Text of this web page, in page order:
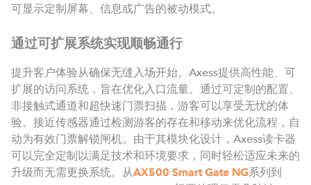
可显示定制屏幕、信息或广告的被动模式。
通过可扩展系统实现顺畅通行
提升客户体验从确保无缝入场开始。Axess提供高性能、可
扩展的访问系统，旨在优化入口流量。通过可定制的配置、
非接触式通道和超快速门票扫描，游客可以享受无忧的体
验。接近传感器通过检测游客的存在和移动来优化流程，自
动为有效门票解锁闸机。由于其模块化设计，Axess读卡器
可以完全定制以满足技术和环境要求，同时轻松适应未来的
升级而无需更换系统。从AX500 Smart Gate NG系列到